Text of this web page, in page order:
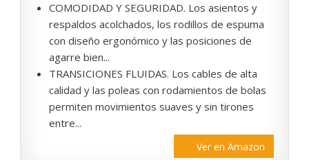
COMODIDAD Y SEGURIDAD. Los asientos y
respaldos acolchados, los rodillos de espuma
con diseño ergonómico y las posiciones de
agarre bien...
TRANSICIONES FLUIDAS. Los cables de alta
calidad y las poleas con rodamientos de bolas
permiten movimientos suaves y sin tirones
entre...
Ver en Amazon